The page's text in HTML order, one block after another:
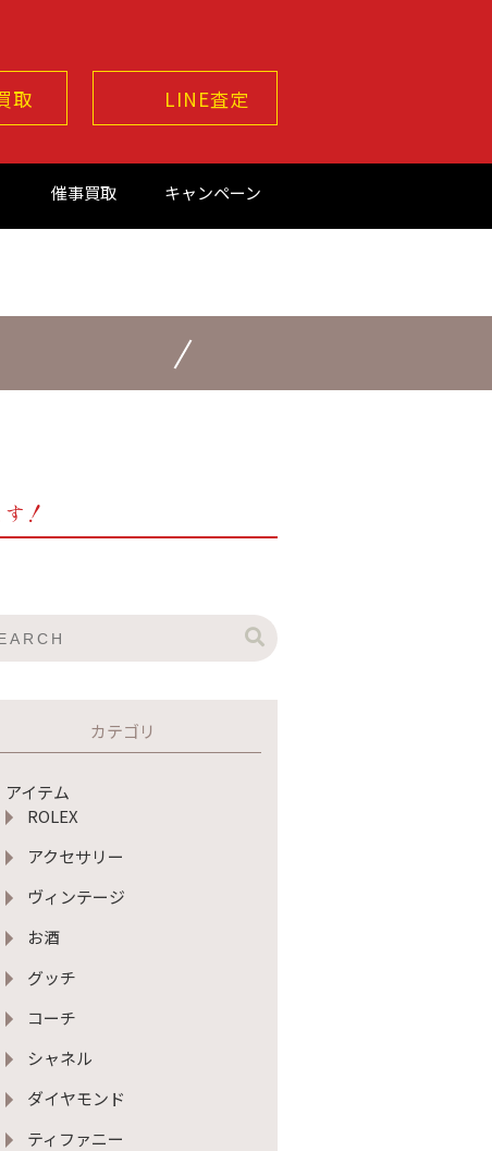
取 LINE査定
催事買取 キャンペーン
！
カテゴリ
アイテム
ROLEX
アクセサリー
ヴィンテージ
お酒
グッチ
コーチ
シャネル
ダイヤモンド
ティファニー